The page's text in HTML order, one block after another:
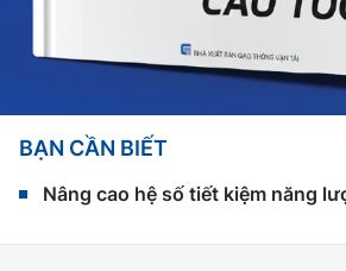
BẠN CẦN BIẾT
Nâng cao hệ số tiết kiệm năng